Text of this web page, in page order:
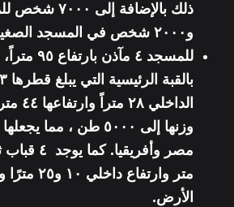
ذلك بالإضافة
و٢٠٠٠ شخص في المسجد الصغير.
وزنها إلى ٥٠٠٠ طن ،
الأرض.